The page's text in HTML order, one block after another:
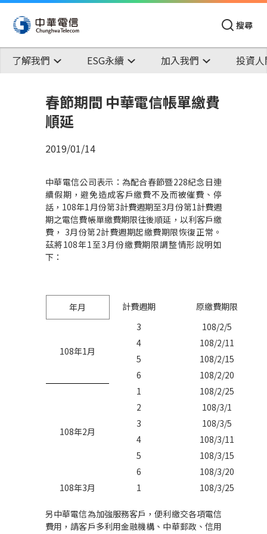
搜尋
了解我們 ESG永續 加入我們 投資
春節期間 中華電信帳單繳費
順延
2019/01/14
中華電信公司表示：為配合春節暨228紀念日連
續假期，避免造成客戶繳費不及而被催費、停
話， 108年1月份第3計費週期至3月份第1計費週
期之電信費帳單繳費期限往後順延，以利客戶繳
費， 3月份第2計費週期起繳費期限恢復正常。
茲將108年1至3月份繳費期限調整情形說明如
下：
年月 計費週期 原繳費期限
108年1月
3
108/2/5
4
108/2/11
5
108/2/15
6
108/2/20
108年2月
1
108/2/25
2
108/3/1
3
108/3/5
4
108/3/11
5
108/3/15
6
108/3/20
108年3月 1 108/3/25
另中華電信為加強服務客戶，便利繳交各項電信
費用，請客戶多利用金融機構、中華郵政、信用